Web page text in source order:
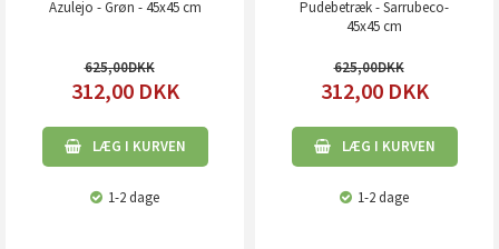
Azulejo - Grøn - 45x45 cm
625,00
312,00 DKK
LÆG I KURVEN
1-2 dage
Pudebetræk - Sarrubeco-
45x45 cm
625,00
312,00 DKK
LÆG I KURVEN
1-2 dage